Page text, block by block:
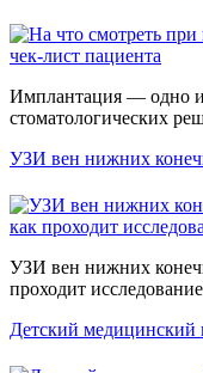
Имплантация — одно
стоматологических
УЗИ вен нижних
УЗИ вен нижних
проходит
Детский медицинский